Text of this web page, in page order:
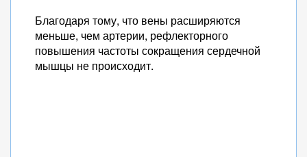
Благодаря тому, что вены расширяются
меньше, чем артерии, рефлекторного
повышения частоты сокращения сердечной
мышцы не происходит.